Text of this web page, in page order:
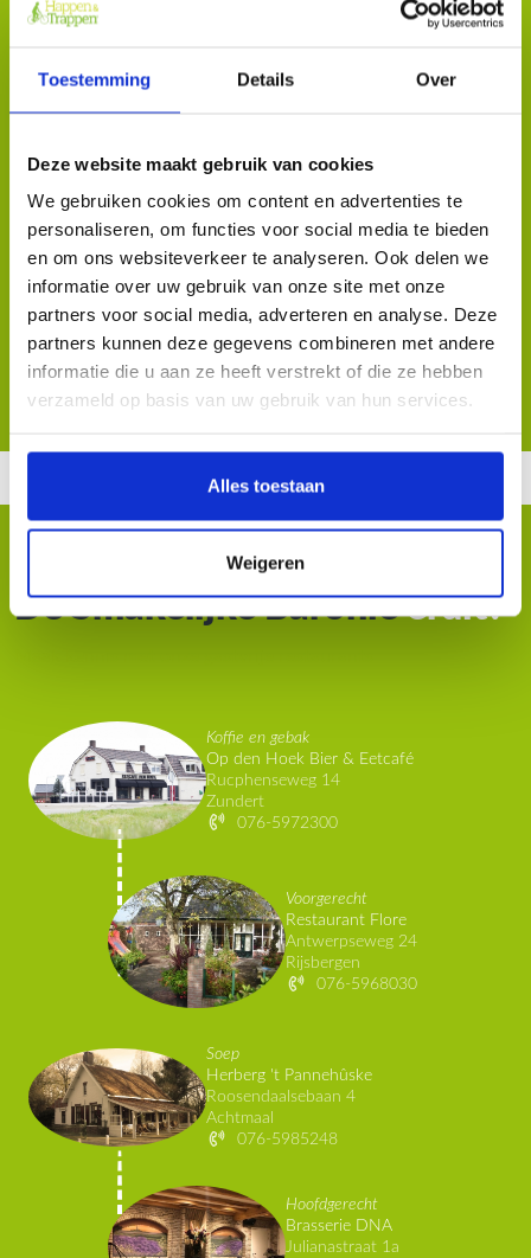
Toestemming Details Over
Deze website maakt gebruik van cookies
We gebruiken cookies om content en advertenties te
personaliseren, om functies voor social media te bieden
en om ons websiteverkeer te analyseren. Ook delen we
informatie over uw gebruik van onze site met onze
partners voor social media, adverteren en analyse. Deze
partners kunnen deze gegevens combineren met andere
informatie die u aan ze heeft verstrekt of die ze hebben
verzameld op basis van uw gebruik van hun services.
Alles toestaan
Weigeren
VRAGEN
MEDIA
CONTACT
ROUTES
THEMAHAPPEN
RESERVEREN
Aanvullende informatie
Sluitingsdagen
Wisseldagen
Overige bijzonderheden
Fietsverhuur
Hoe ziet een dagje
De Smakelijke Baronieeruit?
Koffie en gebak
Op den Hoek Bier & Eetcafé
Rucphenseweg 14
Zundert
076-5972300
Voorgerecht
Restaurant Flore
Antwerpseweg 24
Rijsbergen
076-5968030
Soep
Herberg 't Pannehûske
Roosendaalsebaan 4
Achtmaal
076-5985248
Hoofdgerecht
Brasserie DNA
Julianastraat 1a